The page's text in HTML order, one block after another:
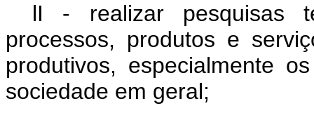
lI - realizar pesquisas
processos, produtos e
produtivos, especialmente
sociedade em geral;